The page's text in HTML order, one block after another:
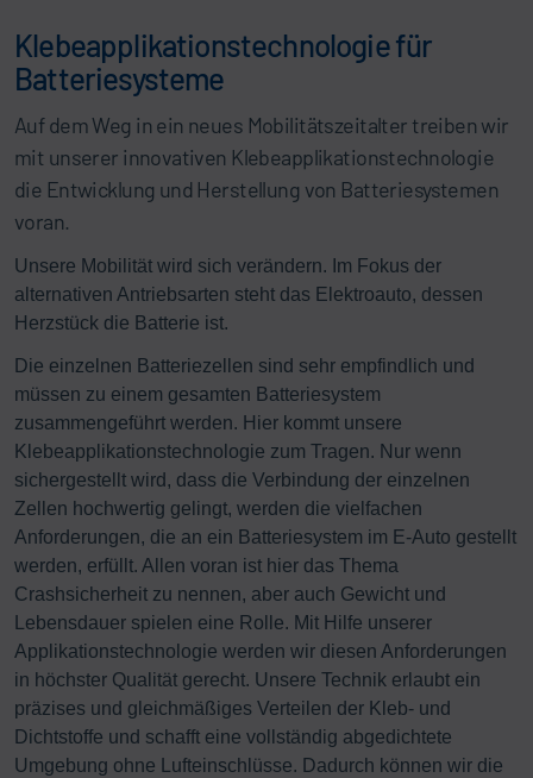
Klebeapplikationstechnologie für
Batteriesysteme
Auf dem Weg in ein neues Mobilitätszeitalter treiben wir
mit unserer innovativen Klebeapplikationstechnologie
die Entwicklung und Herstellung von Batteriesystemen
voran.
Unsere Mobilität wird sich verändern. Im Fokus der
alternativen Antriebsarten steht das Elektroauto, dessen
Herzstück die Batterie ist.
Die einzelnen Batteriezellen sind sehr empfindlich und
müssen zu einem gesamten Batteriesystem
zusammengeführt werden. Hier kommt unsere
Klebeapplikationstechnologie zum Tragen. Nur wenn
sichergestellt wird, dass die Verbindung der einzelnen
Zellen hochwertig gelingt, werden die vielfachen
Anforderungen, die an ein Batteriesystem im E-Auto gestellt
werden, erfüllt. Allen voran ist hier das Thema
Crashsicherheit zu nennen, aber auch Gewicht und
Lebensdauer spielen eine Rolle. Mit Hilfe unserer
Applikationstechnologie werden wir diesen Anforderungen
in höchster Qualität gerecht. Unsere Technik erlaubt ein
präzises und gleichmäßiges Verteilen der Kleb- und
Dichtstoffe und schafft eine vollständig abgedichtete
Umgebung ohne Lufteinschlüsse. Dadurch können wir die